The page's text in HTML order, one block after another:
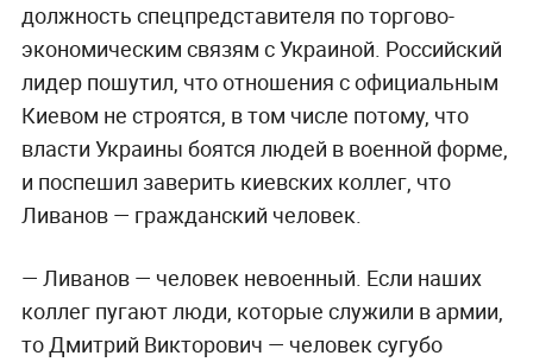
должность спецпредставителя по торгово-
экономическим связям с Украиной. Российский
лидер пошутил, что отношения с официальным
Киевом не строятся, в том числе потому, что
власти Украины боятся людей в военной форме,
и поспешил заверить киевских коллег, что
Ливанов — гражданский человек.
— Ливанов — человек невоенный. Если наших
коллег пугают люди, которые служили в армии,
то Дмитрий Викторович — человек сугубо